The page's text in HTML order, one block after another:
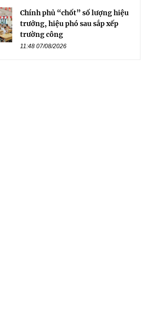
Chính phủ “chốt” số lượng hiệu
trưởng, hiệu phó sau sắp xếp
trường công
11:48 07/08/2026